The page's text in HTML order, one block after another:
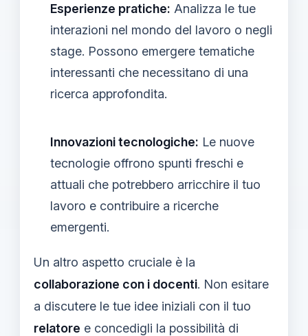
Esperienze pratiche: Analizza le tue
interazioni nel mondo del lavoro o negli
stage. Possono emergere tematiche
interessanti che necessitano di una
ricerca approfondita.
Innovazioni tecnologiche: Le nuove
tecnologie offrono spunti freschi e
attuali che potrebbero arricchire il tuo
lavoro e contribuire a ricerche
emergenti.
Un altro aspetto cruciale è la
collaborazione con i docenti. Non esitare
a discutere le tue idee iniziali con il tuo
relatore e concedigli la possibilità di